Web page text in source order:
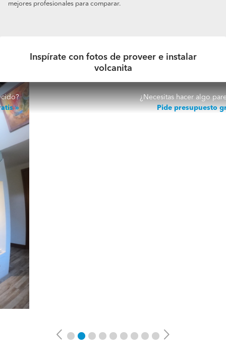
mejores profesionales para comparar.
Inspírate con fotos de proveer e instalar
volcanita
¿Necesitas hacer algo parecido?
Pide presupuesto gratis
Previous Next